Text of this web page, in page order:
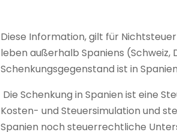
Diese Information, gilt für
leben außerhalb Spaniens
Schenkungsgegenstand ist in
Die Schenkung in Spanien ist eine
Kosten- und Steuersimulation und
Spanien noch steuerrechtliche